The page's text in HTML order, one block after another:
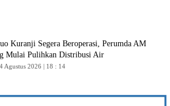
Kuranji Segera Beroperasi, Perumda AM
Mulai Pulihkan Distribusi Air
Agustus 2026 | 18 : 14